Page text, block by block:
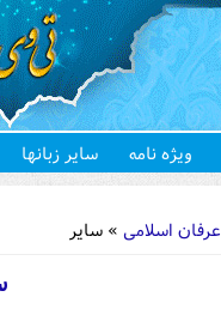
ویژه نامه سایر زبانها
عرفان اسلامی » سایر